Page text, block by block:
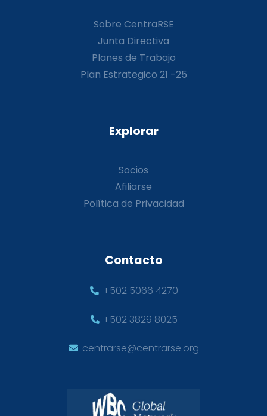
Sobre CentraRSE
Junta Directiva
Planes de Trabajo
Plan Estrategico 21 -25
Explorar
Socios
Afiliarse
Política de Privacidad
Contacto
+502 5066 4270
+502 3829 8025
centrarse@centrarse.org